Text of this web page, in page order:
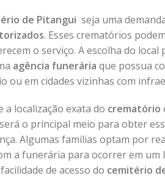
de Pitangui seja uma
. Esses crematórios
o serviço. A escolha do local
agência funerária que possua
em cidades vizinhas com
localização exata do crematório
o principal meio para obter
Algumas famílias optam por
a funerária para ocorrer em um
de acesso do cemitério